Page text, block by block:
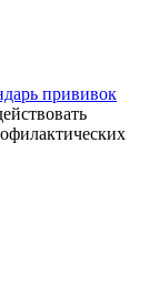
прививок